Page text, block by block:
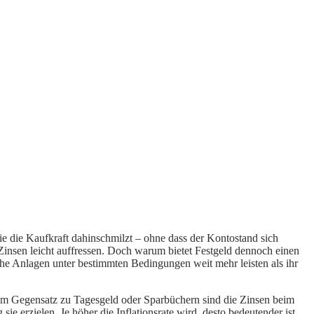
die Kaufkraft dahinschmilzt – ohne dass der Kontostand sich
leicht auffressen. Doch warum bietet Festgeld dennoch einen
Anlagen unter bestimmten Bedingungen weit mehr leisten als ihr
Gegensatz zu Tagesgeld oder Sparbüchern sind die Zinsen beim